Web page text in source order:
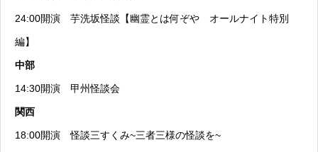
24:00開演 芋洗坂怪談【幽霊とは何ぞや オールナイト特別
編】
中部
14:30開演 甲州怪談会
関西
18:00開演怪談三すくみ~三者三様の怪談を~